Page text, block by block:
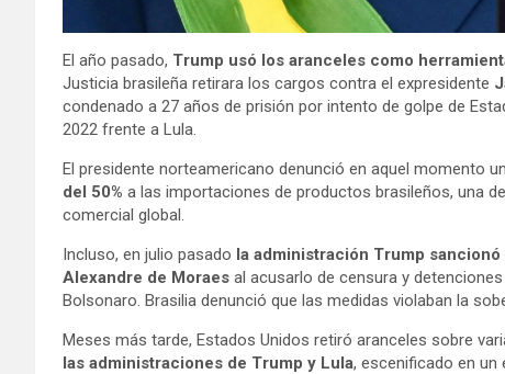
El año pasado, Trump usó los aranceles como
Justicia brasileña retirara los cargos contra el expresidente
condenado a 27 años de prisión por intento de golpe de
2022 frente a Lula.
El presidente norteamericano denunció en aquel momento
del 50% a las importaciones de productos brasileños, una
comercial global.
Incluso, en julio pasado la administración Trump
Alexandre de Moraes al acusarlo de censura y
Bolsonaro. Brasilia denunció que las medidas violaban la
Meses más tarde, Estados Unidos retiró aranceles sobre
las administraciones de Trump y Lula, escenificado en un